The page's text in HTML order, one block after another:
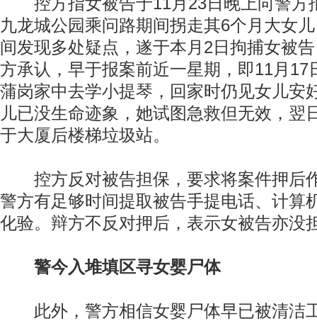
九龙城公园乘问路期间拐走其6个月大女
间发现多处疑点，遂于本月2日拘捕女被
方承认，早于报案前近一星期，即11月17
蒲岗家中去学小提琴，回家时仍见女儿安
儿已没生命迹象，她试图急救但无效，翌
于大厦后楼梯垃圾站。
控方反对被告担保，要求将案件押后
警方有足够时间提取被告手提电话、计算
化验。辩方不反对押后，表示女被告亦没
警今入堆填区寻女婴尸体
此外，警方相信女婴尸体早已被清洁